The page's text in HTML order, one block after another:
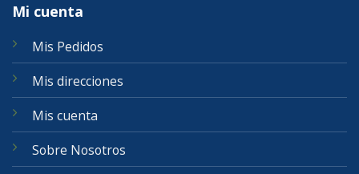
Mi cuenta
Mis Pedidos
Mis direcciones
Mis cuenta
Sobre Nosotros